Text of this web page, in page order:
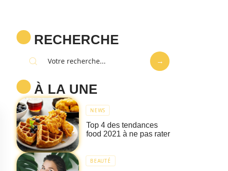
RECHERCHE
À LA UNE
NEWS
Top 4 des tendances
food 2021 à ne pas rater
BEAUTÉ